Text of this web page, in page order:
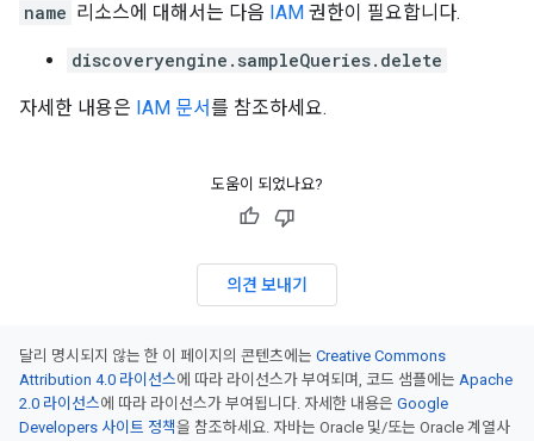
name 리소스에 대해서는 다음 IAM 권한이 필요합니다.
discoveryengine.sampleQueries.delete
자세한 내용은 IAM 문서를 참조하세요.
도움이 되었나요?
의견 보내기
달리 명시되지 않는 한 이 페이지의 콘텐츠에는 Creative Commons
Attribution 4.0 라이선스에 따라 라이선스가 부여되며, 코드 샘플에는 Apache
2.0 라이선스에 따라 라이선스가 부여됩니다. 자세한 내용은 Google
Developers 사이트 정책을 참조하세요. 자바는 Oracle 및/또는 Oracle 계열사